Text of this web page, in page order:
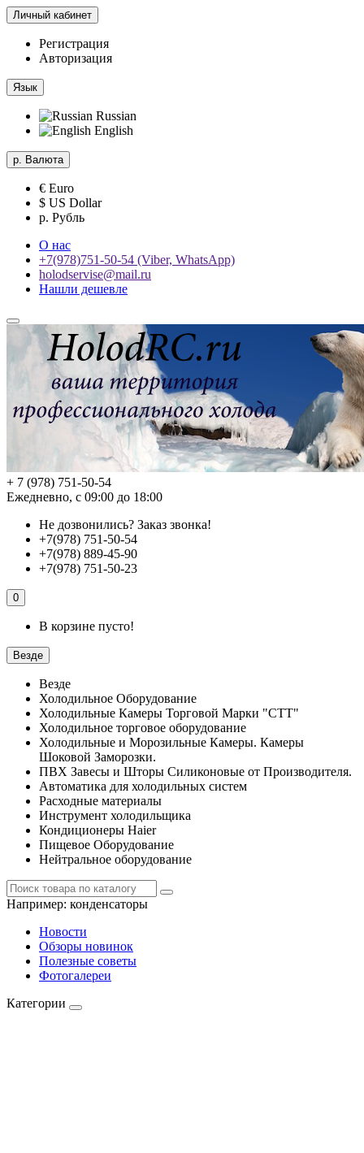
Личный кабинет
Регистрация
Авторизация
Язык
Russian
English
р. Валюта
€ Euro
$ US Dollar
р. Рубль
О нас
+7(978)751-50-54 (Viber, WhatsApp)
holodservise@mail.ru
Нашли дешевле
+ 7 (978) 751-50-54
Ежедневно, с 09:00 до 18:00
Не дозвонились? Заказ звонка!
+7(978) 751-50-54
+7(978) 889-45-90
+7(978) 751-50-23
0
В корзине пусто!
Везде
Везде
Холодильное Оборудование
Холодильные Камеры Торговой Марки "СТТ"
Холодильное торговое оборудование
Холодильные и Морозильные Камеры. Камеры
Шоковой Заморозки.
ПВХ Завесы и Шторы Силиконовые от Производителя.
Автоматика для холодильных систем
Расходные материалы
Инструмент холодильщика
Кондиционеры Haier
Пищевое Оборудование
Нейтральное оборудование
Например: конденсаторы
Новости
Обзоры новинок
Полезные советы
Фотогалереи
Категории